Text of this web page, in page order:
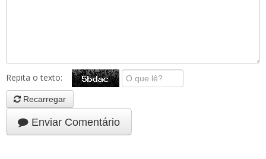
Repita o texto:
Recarregar
Enviar Comentário